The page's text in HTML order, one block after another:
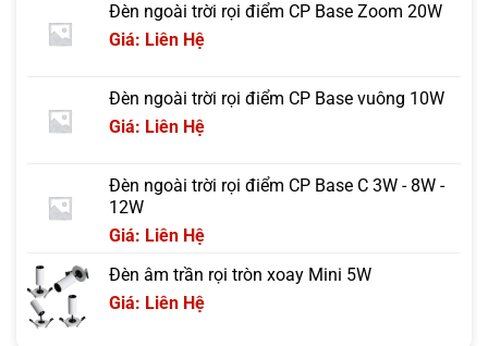
Đèn ngoài trời rọi điểm CP Base Zoom 20W
Giá: Liên Hệ
Đèn ngoài trời rọi điểm CP Base vuông 10W
Giá: Liên Hệ
Đèn ngoài trời rọi điểm CP Base C 3W - 8W -
12W
Giá: Liên Hệ
Đèn âm trần rọi tròn xoay Mini 5W
Giá: Liên Hệ